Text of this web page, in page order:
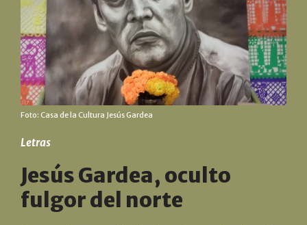
Foto: Casa de la Cultura Jesús Gardea
Letras
Jesús Gardea, oculto
fulgor del norte